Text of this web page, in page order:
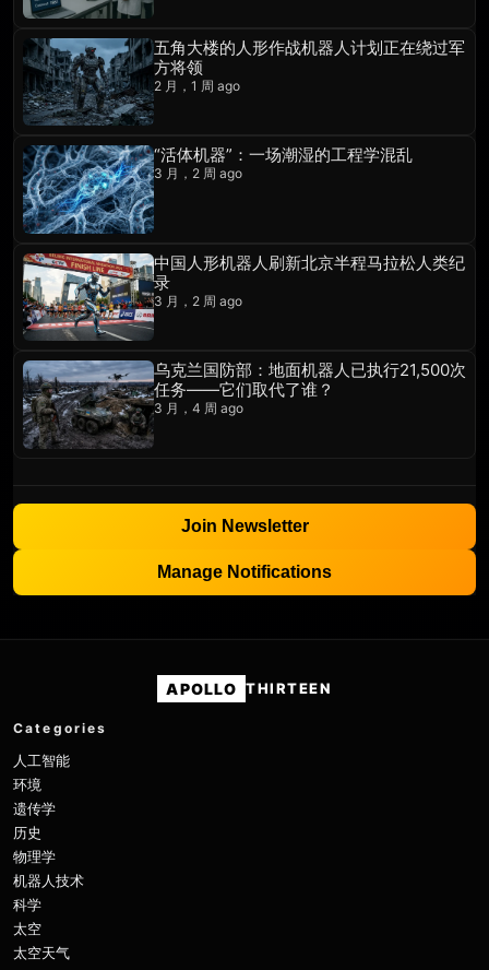
五角大楼的人形作战机器人计划正在绕过军
方将领
2 月，1 周 ago
“活体机器”：一场潮湿的工程学混乱
3 月，2 周 ago
中国人形机器人刷新北京半程马拉松人类纪
录
3 月，2 周 ago
乌克兰国防部：地面机器人已执行21,500次
任务——它们取代了谁？
3 月，4 周 ago
Join Newsletter
Manage Notifications
APOLLO THIRTEEN
Categories
人工智能
环境
遗传学
历史
物理学
机器人技术
科学
太空
太空天气